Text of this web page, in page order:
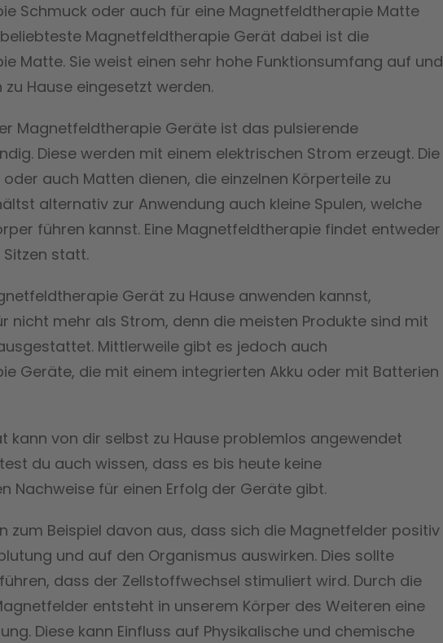
Schmuck oder auch für eine Magnetfeldtherapie Matte
Magnetfeldtherapie Gerät dabei ist die
Matte. Sie weist einen sehr hohe Funktionsumfang auf und
Hause eingesetzt werden.
Magnetfeldtherapie Geräte ist das pulsierende
Diese werden mit einem elektrischen Strom erzeugt. Die
oder auch Matten dienen, die einzelnen Körperteile zu
alternativ zur Anwendung auch kleine Spulen, welche
führen kannst. Eine Magnetfeldtherapie findet entweder
statt.
Gerät zu Hause anwenden kannst,
nicht mehr als Strom, denn die meisten Produkte sind mit
Mittlerweile gibt es jedoch auch
Geräte, die mit einem integrierten Akku oder mit Batterien
kann von dir selbst zu Hause problemlos angewendet
du auch wissen, dass es bis heute keine
Nachweise für einen Erfolg der Geräte gibt.
zum Beispiel davon aus, dass sich die Magnetfelder positiv
und auf den Organismus auswirken. Dies sollte
dass der Zellstoffwechsel stimuliert wird. Durch die
entsteht in unserem Körper des Weiteren eine
Diese kann Einfluss auf Physikalische und chemische